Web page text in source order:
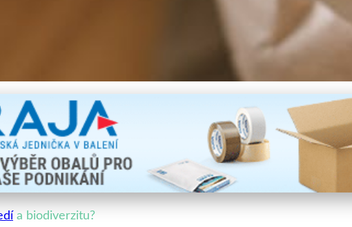
Jak Chránit
a biodiverzitu?